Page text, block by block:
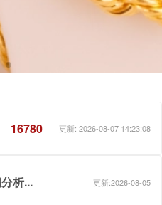
16780 更新: 2026-08-07 14:23:08
析... 更新:2026-08-05